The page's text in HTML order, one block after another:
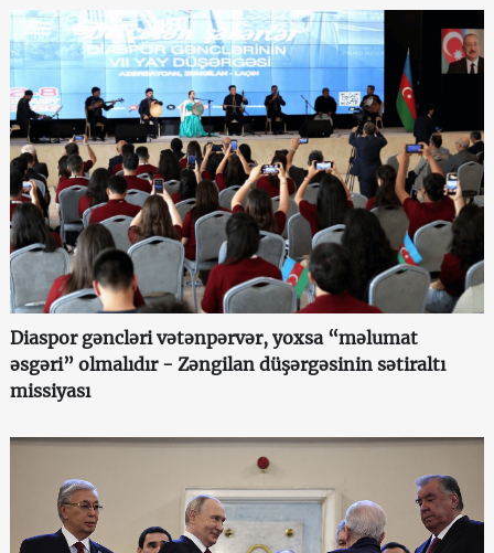
Diaspor gəncləri vətənpərvər, yoxsa “məlumat
əsgəri” olmalıdır - Zəngilan düşərgəsinin sətiraltı
missiyası